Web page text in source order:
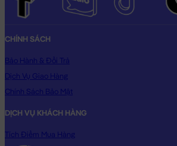
CHÍNH SÁCH
Bảo Hành & Đổi Trả
Dịch Vụ Giao Hàng
Chính Sách Bảo Mật
DỊCH VỤ KHÁCH HÀNG
Tích Điểm Mua Hàng